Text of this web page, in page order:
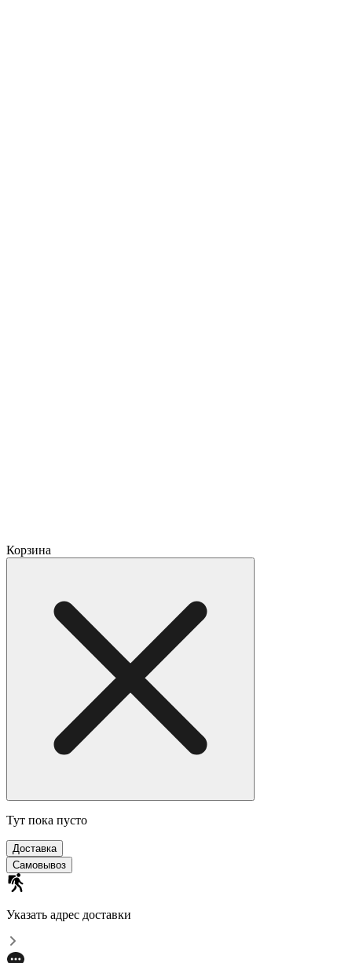
Корзина
Тут пока пусто
Доставка
Самовывоз
Указать адрес доставки